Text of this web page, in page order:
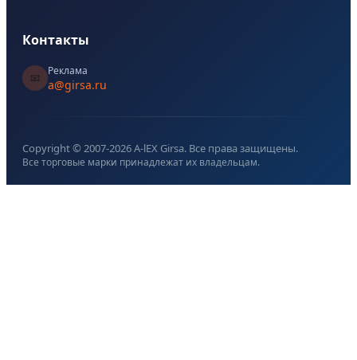
Контакты
📧
Реклама
a@girsa.ru
Copyright © 2007-2026A-lEX Girsa. Все права защищены.
Все торговые марки принадлежат их владельцам.